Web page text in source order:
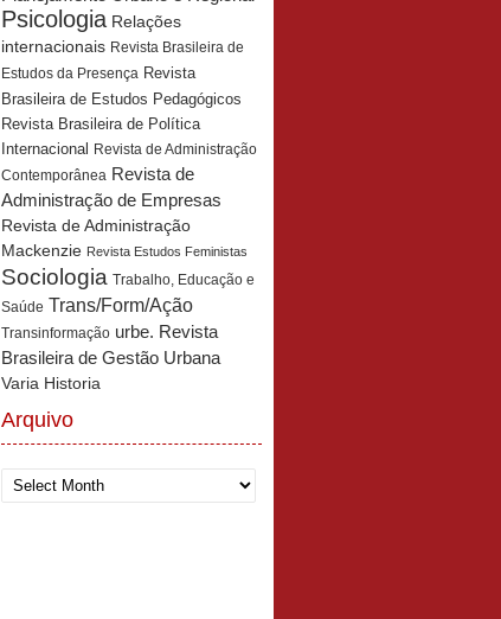
Psicologia Relações
internacionais Revista Brasileira de
Estudos da Presença Revista
Brasileira de Estudos Pedagógicos
Revista Brasileira de Política
Internacional Revista de Administração
Contemporânea Revista de
Administração de Empresas
Revista de Administração
Mackenzie Revista Estudos Feministas
Sociologia Trabalho, Educação e
Saúde Trans/Form/Ação
Transinformação urbe. Revista
Brasileira de Gestão Urbana
Varia Historia
Arquivo
Arquivo